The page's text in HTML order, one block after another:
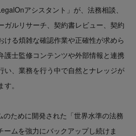
アシスタント」が、法務相談、
ガルリサーチ、契約書レビュー、契約
ける煩雑な確認作業や正確性が求めら
護士監修コンテンツや外部情報と連携
い、業務を行う中で自然とナレッジが
。
のために開発された「世界水準の法務
ムを強力にバックアップし続けま